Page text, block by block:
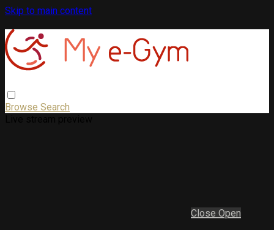
Skip to main content
Browse Search
Close Open